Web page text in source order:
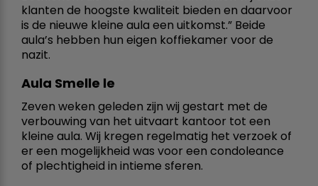
klanten de hoogste kwaliteit bieden en daarvoor
is de nieuwe kleine aula een uitkomst.” Beide
aula’s hebben hun eigen koffiekamer voor de
nazit.
Aula Smelle le
Zeven weken geleden zijn wij gestart met de
verbouwing van het uitvaart kantoor tot een
kleine aula. Wij kregen regelmatig het verzoek of
er een mogelijkheid was voor een condoleance
of plechtigheid in intieme sferen.